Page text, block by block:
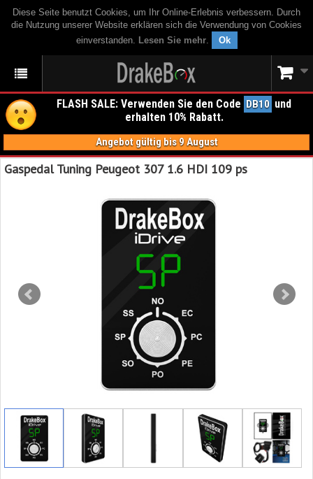
Diese Seite benutzt Cookies, um Ihr Online-Erlebnis verbessern. Durch
die Nutzung unserer Website erklären sich die Verwendung von Cookies
einverstanden. Lesen Sie mehr. Ok
FLASH SALE: Verwenden Sie den Code DB10 und
erhalten 10% Rabatt.
Angebot gültig bis 9 August
Gaspedal Tuning Peugeot 307 1.6 HDI 109 ps